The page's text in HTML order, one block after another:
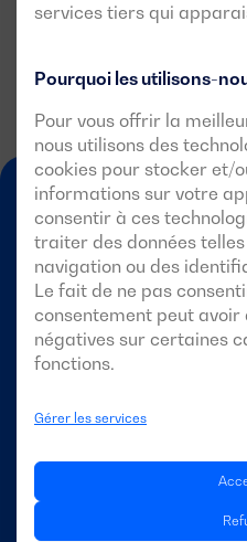
services tiers qui
Pourquoi les utilisons-
Pour vous offrir la
nous utilisons des
cookies pour stocker et/
informations sur votre
consentir à ces
traiter des données
navigation ou des
Le fait de ne pas
consentement peut avoir
négatives sur certaines
fonctions.
Gérer les services
À propos de
FR-FR